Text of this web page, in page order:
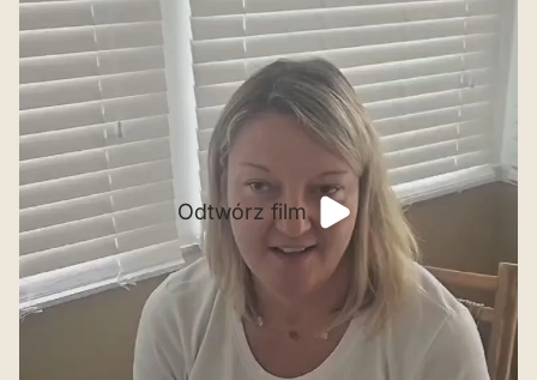
Odtwórz film